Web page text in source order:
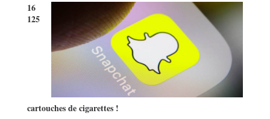
16
125
cartouches de cigarettes !